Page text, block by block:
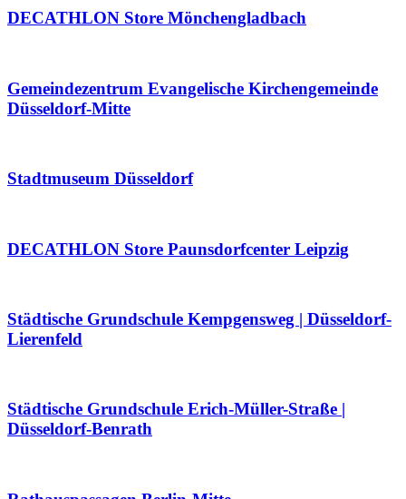
DECATHLON Store Mönchengladbach
Gemeindezentrum Evangelische Kirchengemeinde
Düsseldorf-Mitte
Stadtmuseum Düsseldorf
DECATHLON Store Paunsdorfcenter Leipzig
Städtische Grundschule Kempgensweg | Düsseldorf-
Lierenfeld
Städtische Grundschule Erich-Müller-Straße |
Düsseldorf-Benrath